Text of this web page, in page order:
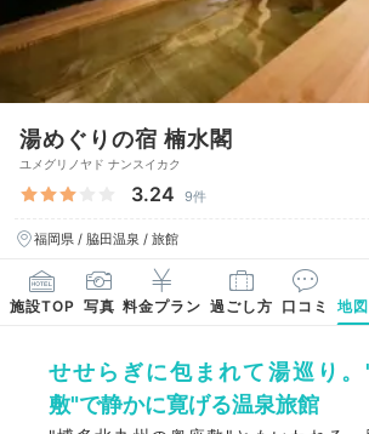
湯めぐりの宿 楠水閣
ユメグリノヤド ナンスイカク
3.24 9件
福岡県 / 脇田温泉 / 旅館
施設TOP 写真 料金プラン 過ごし方 口コミ 地
せせらぎに包まれて湯巡り
敷"で静かに寛げる温泉旅館